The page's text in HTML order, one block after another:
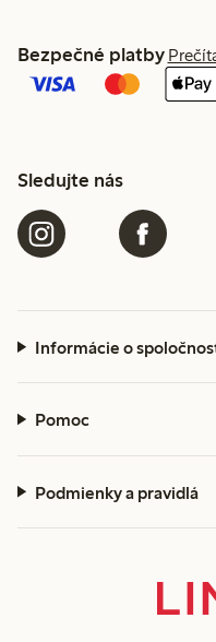
Bezpečné platby
Sledujte nás
Informácie o
Pomoc
Podmienky a pravidlá